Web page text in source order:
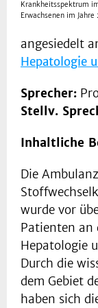
Krankheitsspektrum
Erwachsenen im Jahre
angesiedelt
Hepatologie
Sprecher:
Stellv.
Inhaltliche
Die
wurde vor
Patienten an
Hepatologie
Durch die
dem Gebiet
haben sich